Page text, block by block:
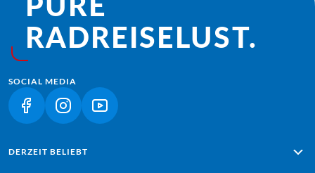
RADREISE­LUST.
SOCIAL MEDIA
(LINK ÖFFNET IN NEUEM TAB)
(LINK ÖFFNET IN NEUEM TAB)
(LINK ÖFFNET IN NEUEM TAB)
DERZEIT BELIEBT